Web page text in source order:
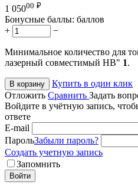
1 05000 ₽
Бонусные баллы: баллов
+
−
Минимальное количество для
лазерный совместимый HB" 1.
В корзину
Купить в один клик
Отложить Сравнить Задать
Войдите в учётную запись,
ответе
E-mail
ПарольЗабыли пароль?
Создать учетную запись
Запомнить
Войти